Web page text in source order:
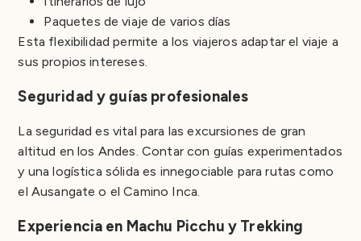
Paquetes de viaje de varios días
Esta flexibilidad permite a los viajeros adaptar el viaje a
sus propios intereses.
Seguridad y guías profesionales
La seguridad es vital para las excursiones de gran
altitud en los Andes. Contar con guías experimentados
y una logística sólida es innegociable para rutas como
el Ausangate o el Camino Inca.
Experiencia en Machu Picchu y Trekking